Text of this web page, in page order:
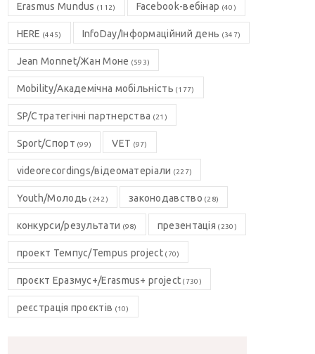
Erasmus Mundus (112) Facebook-вебінар (40)
HERE (445) InfoDay/Інформаційний день (347)
Jean Monnet/Жан Моне (593)
Mobility/Академічна мобільність (177)
SP/Стратегічні партнерства (21)
Sport/Спорт (99) VET (97)
videorecordings/відеоматеріали (227)
Youth/Молодь (242) законодавство (28)
конкурси/результати (98) презентація (230)
проект Темпус/Tempus project(70)
проєкт Еразмус+/Erasmus+ project (730)
реєстрація проєктів (10)